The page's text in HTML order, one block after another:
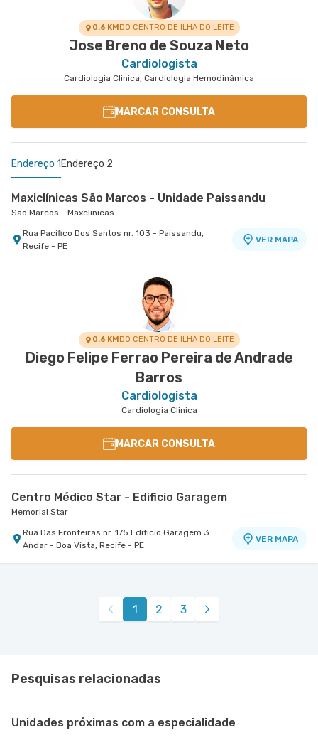
0.6 KMDO CENTRO DE ILHA DO LEITE
Jose Breno de Souza Neto
Cardiologista
Cardiologia Clinica, Cardiologia Hemodinâmica
MARCAR CONSULTA
Endereço 1 Endereço 2
Maxiclínicas São Marcos - Unidade Paissandu
São Marcos - Maxclinicas
Rua Pacifico Dos Santos nr. 103 - Paissandu,
Recife - PE
VER MAPA
Esperança Olinda - Maxclinicas Patteo
Rua Professor Carmelita Soares de Muniz de
Araujo nr. 255 - Casa Caiada, Olinda - PE
0.6 KMDO CENTRO DE ILHA DO LEITE
Diego Felipe Ferrao Pereira de Andrade
Barros
Cardiologista
Cardiologia Clinica
MARCAR CONSULTA
Centro Médico Star - Edificio Garagem
Memorial Star
Rua Das Fronteiras nr. 175 Edifício Garagem 3
Andar - Boa Vista, Recife - PE
VER MAPA
1 2 3
Pesquisas relacionadas
Unidades próximas com a especialidade